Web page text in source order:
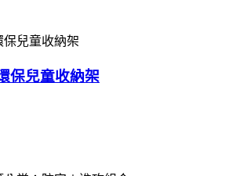
保兒童收納架